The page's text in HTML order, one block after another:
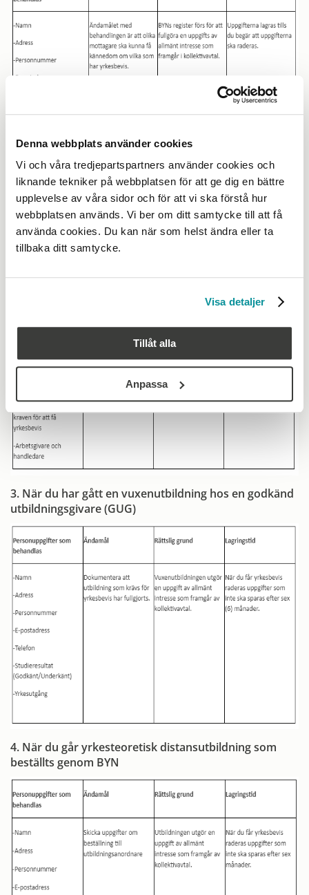
Denna webbplats använder cookies
Vi och våra tredjepartspartners använder cookies och
liknande tekniker på webbplatsen för att ge dig en bättre
upplevelse av våra sidor och för att vi ska förstå hur
webbplatsen används. Vi ber om ditt samtycke till att få
använda cookies. Du kan när som helst ändra eller ta
tillbaka ditt samtycke.
Visa detaljer
Tillåt alla
Anpassa
2. När du är lärling
3. När du har gått en vuxenutbildning hos en godkänd
utbildningsgivare (GUG)
4. När du går yrkesteoretisk distansutbildning som
beställts genom BYN